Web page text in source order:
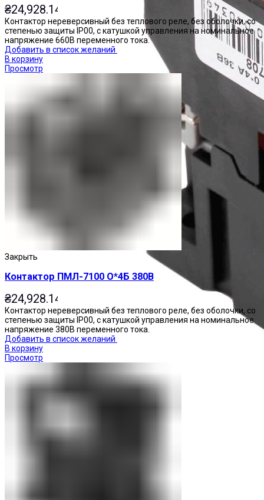
Реле промежуточные
₴24,928.14
Контактор нереверсивный без теплового реле, без оболочки, со
степенью защиты IP00, с катушкой управления на номинальное
напряжение 660В переменного тока.
Добавить в список желаний
В корзину
Просмотр
Закрыть
Контактор ПМЛ-7100 О*4Б 380В
₴24,928.14
Контактор нереверсивный без теплового реле, без оболочки, со
степенью защиты IP00, с катушкой управления на номинальное
напряжение 380В переменного тока.
Добавить в список желаний
В корзину
Просмотр